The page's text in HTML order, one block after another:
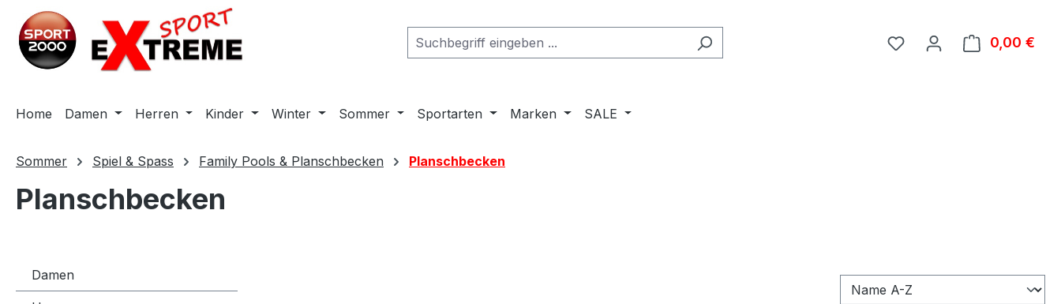
Hauptinhalt springen
Zur Suche springen
Zur Hauptnavigation springen
0,00 €
Home Damen Herren Kinder Winter Sommer Sportarten Marken SALE
Sommer Spiel & Spass Family Pools & Planschbecken Planschbecken
Planschbecken
Damen